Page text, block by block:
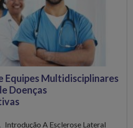
Equipes Multidisciplinares
Doenças
Introdução A Esclerose Lateral